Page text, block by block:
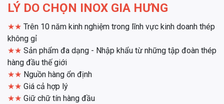
LÝ DO CHỌN INOX GIA HƯNG
★★ Trên 10 năm kinh nghiệm trong lĩnh vực kinh doanh thép
không gỉ
★★ Sản phẩm đa dạng - Nhập khẩu từ những tập đoàn thép
hàng đầu thế giới
★★ Nguồn hàng ổn định
★★ Giá cả hợp lý
★★ Giữ chữ tín hàng đầu